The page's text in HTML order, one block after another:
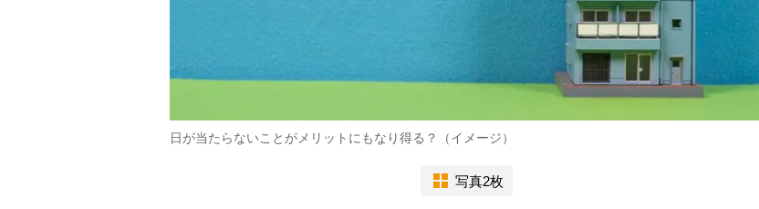
日が当たらないことがメリットにもなり得る？（イメージ）
写真2枚